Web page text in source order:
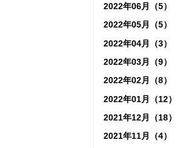
2022年06月（5）
2022年05月（5）
2022年04月（3）
2022年03月（9）
2022年02月（8）
2022年01月（12）
2021年12月（18）
2021年11月（4）